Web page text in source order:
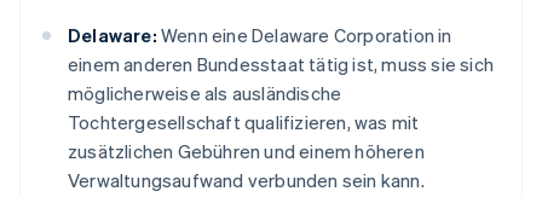
Delaware: Wenn eine Delaware Corporation in
einem anderen Bundesstaat tätig ist, muss sie sich
möglicherweise als ausländische
Tochtergesellschaft qualifizieren, was mit
zusätzlichen Gebühren und einem höheren
Verwaltungsaufwand verbunden sein kann.